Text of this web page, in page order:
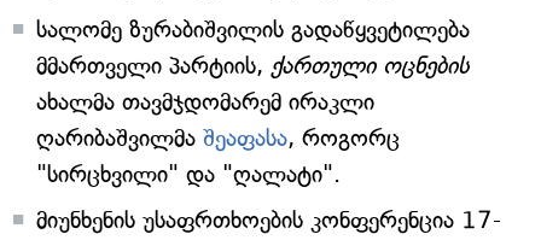
სალომე ზურაბიშვილის გადაწყვეტილება
მმართველი პარტიის, ქართული ოცნების
ახალმა თავმჯდომარემ ირაკლი
ღარიბაშვილმა შეაფასა, როგორც
"სირცხვილი" და "ღალატი".
მიუნხენის უსაფრთხოების კონფერენცია 17-